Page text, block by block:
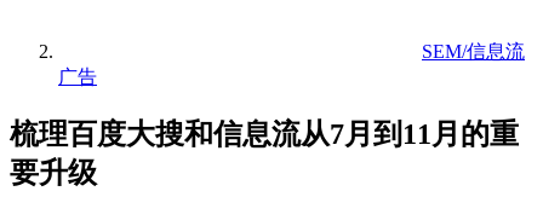
SEM/信息流
广告
梳理百度大搜和信息流从7月到11月的重
要升级